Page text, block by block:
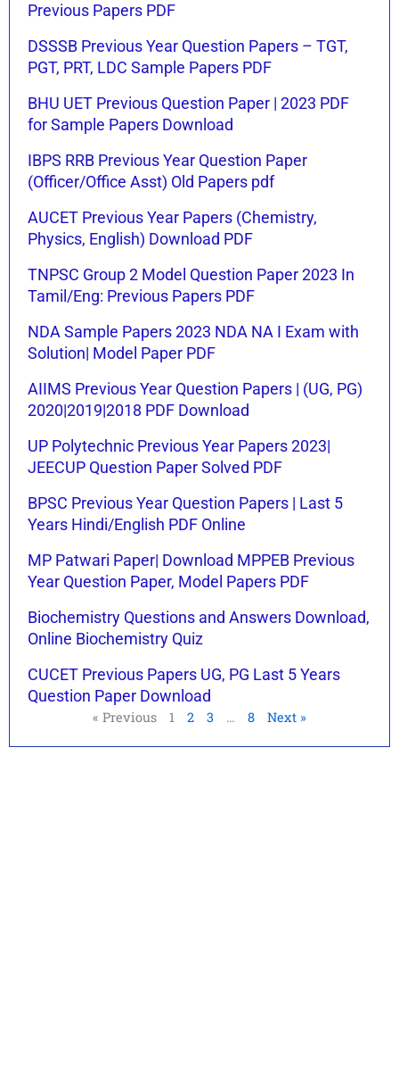
Previous Papers PDF
DSSSB Previous Year Question Papers – TGT,
PGT, PRT, LDC Sample Papers PDF
BHU UET Previous Question Paper | 2023 PDF
for Sample Papers Download
IBPS RRB Previous Year Question Paper
(Officer/Office Asst) Old Papers pdf
AUCET Previous Year Papers (Chemistry,
Physics, English) Download PDF
TNPSC Group 2 Model Question Paper 2023 In
Tamil/Eng: Previous Papers PDF
NDA Sample Papers 2023 NDA NA I Exam with
Solution| Model Paper PDF
AIIMS Previous Year Question Papers | (UG, PG)
2020|2019|2018 PDF Download
UP Polytechnic Previous Year Papers 2023|
JEECUP Question Paper Solved PDF
BPSC Previous Year Question Papers | Last 5
Years Hindi/English PDF Online
MP Patwari Paper| Download MPPEB Previous
Year Question Paper, Model Papers PDF
Biochemistry Questions and Answers Download,
Online Biochemistry Quiz
CUCET Previous Papers UG, PG Last 5 Years
Question Paper Download
« Previous 1 2 3 … 8 Next »